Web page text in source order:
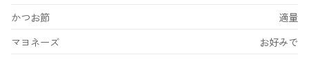
かつお節
適量
マヨネーズ
お好みで